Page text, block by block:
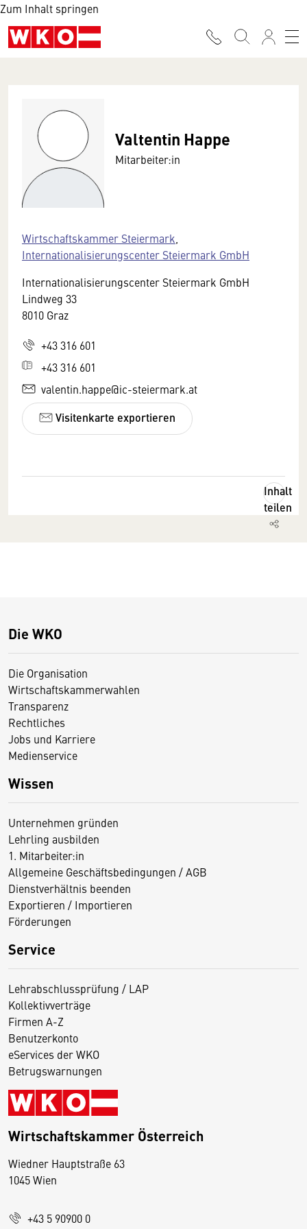
Zum Inhalt springen
Valtentin Happe
Mitarbeiter:in
Wirtschaftskammer Steiermark
Internationalisierungscenter Steiermark GmbH
Internationalisierungscenter Steiermark GmbH
Lindweg 33
8010 Graz
+43 316 601
+43 316 601
valentin.happe@ic-steiermark.at
Visitenkarte exportieren
Inhalt
teilen
Die WKO
Die Organisation
Wirtschaftskammerwahlen
Transparenz
Rechtliches
Jobs und Karriere
Medienservice
Wissen
Unternehmen gründen
Lehrling ausbilden
1. Mitarbeiter:in
Allgemeine Geschäftsbedingungen / AGB
Dienstverhältnis beenden
Exportieren / Importieren
Förderungen
Service
Lehrabschlussprüfung / LAP
Kollektivverträge
Firmen A-Z
Benutzerkonto
eServices der WKO
Betrugswarnungen
Wirtschaftskammer Österreich
Wiedner Hauptstraße 63
1045 Wien
+43 5 90900 0
D
s